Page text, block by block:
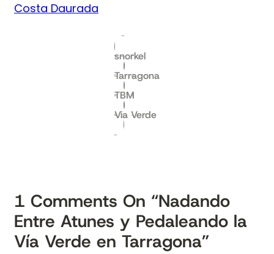
Costa Daurada
snorkel
Tarragona
TBM
Via Verde
1 Comments On “Nadando
Entre Atunes y Pedaleando la
Vía Verde en Tarragona”